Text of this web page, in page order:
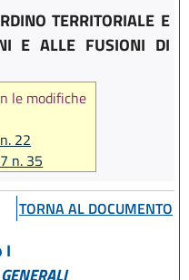
TERRITORIALE E
E ALLE FUSIONI DI
le modifiche
22
n. 35
TORNA AL DOCUMENTO
I